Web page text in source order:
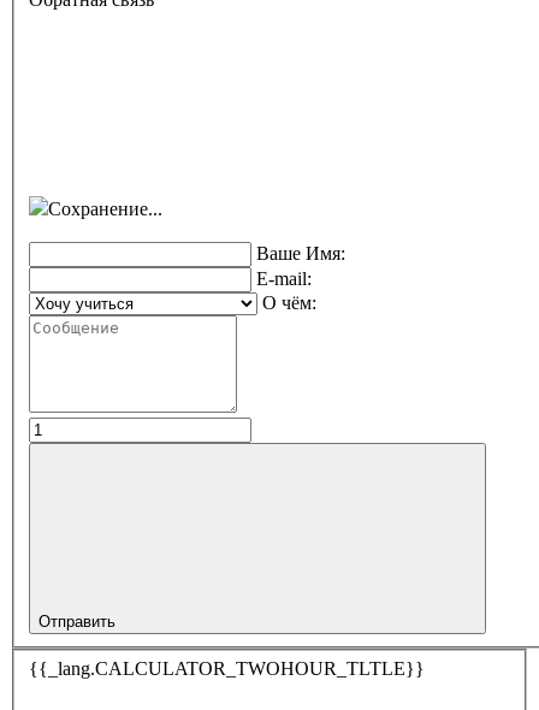
Сохранение...
Ваше Имя:
E-mail:
О чём:
Отправить
{{_lang.CALCULATOR_TWOHOUR_TLTLE}}